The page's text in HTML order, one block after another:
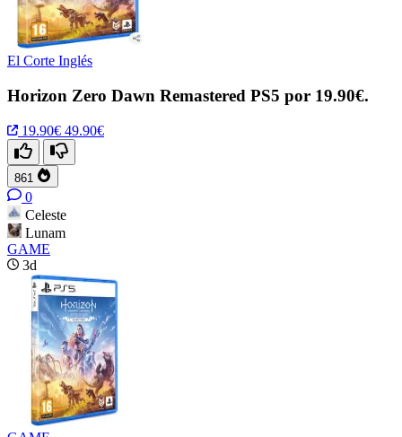
El Corte Inglés
Horizon Zero Dawn Remastered PS5 por 19.90€.
19.90€ 49.90€
861
0
Celeste
Lunam
GAME
3d